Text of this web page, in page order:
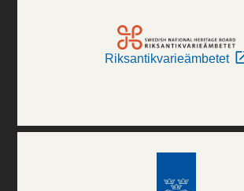
Riksantikvarieämbetet